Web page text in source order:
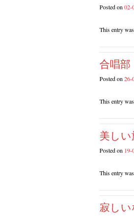
Posted on02-
This entry
合唱部
Posted on26-
This entry
美し
Posted on 19-
This entry
寂しい